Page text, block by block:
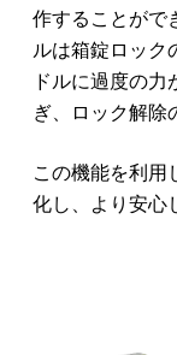
作することがで
ルは箱錠ロック
ドルに過度の
ぎ、ロック解除
この機能を利用
化し、より安心